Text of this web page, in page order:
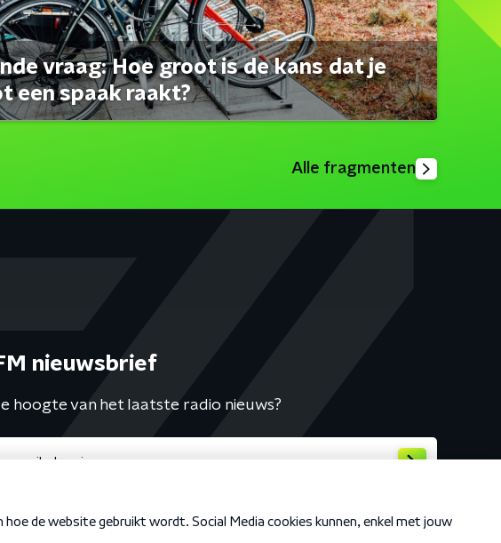
vraag: Hoe groot is de kans dat je
een spaak raakt?
Alle fragmenten
nieuwsbrief
hoogte van het laatste radio nieuws?